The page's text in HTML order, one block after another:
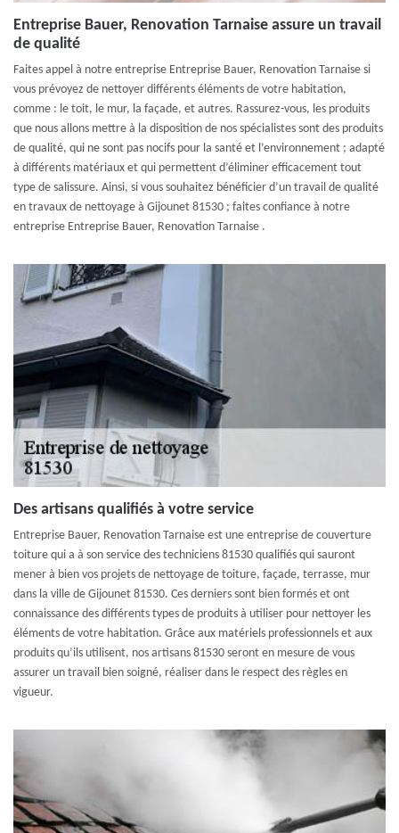
Entreprise Bauer, Renovation Tarnaise assure un travail
de qualité
Faites appel à notre entreprise Entreprise Bauer, Renovation Tarnaise si
vous prévoyez de nettoyer différents éléments de votre habitation,
comme : le toit, le mur, la façade, et autres. Rassurez-vous, les produits
que nous allons mettre à la disposition de nos spécialistes sont des produits
de qualité, qui ne sont pas nocifs pour la santé et l’environnement ; adapté
à différents matériaux et qui permettent d’éliminer efficacement tout
type de salissure. Ainsi, si vous souhaitez bénéficier d’un travail de qualité
en travaux de nettoyage à Gijounet 81530 ; faites confiance à notre
entreprise Entreprise Bauer, Renovation Tarnaise .
Des artisans qualifiés à votre service
Entreprise Bauer, Renovation Tarnaise est une entreprise de couverture
toiture qui a à son service des techniciens 81530 qualifiés qui sauront
mener à bien vos projets de nettoyage de toiture, façade, terrasse, mur
dans la ville de Gijounet 81530. Ces derniers sont bien formés et ont
connaissance des différents types de produits à utiliser pour nettoyer les
éléments de votre habitation. Grâce aux matériels professionnels et aux
produits qu’ils utilisent, nos artisans 81530 seront en mesure de vous
assurer un travail bien soigné, réaliser dans le respect des règles en
vigueur.